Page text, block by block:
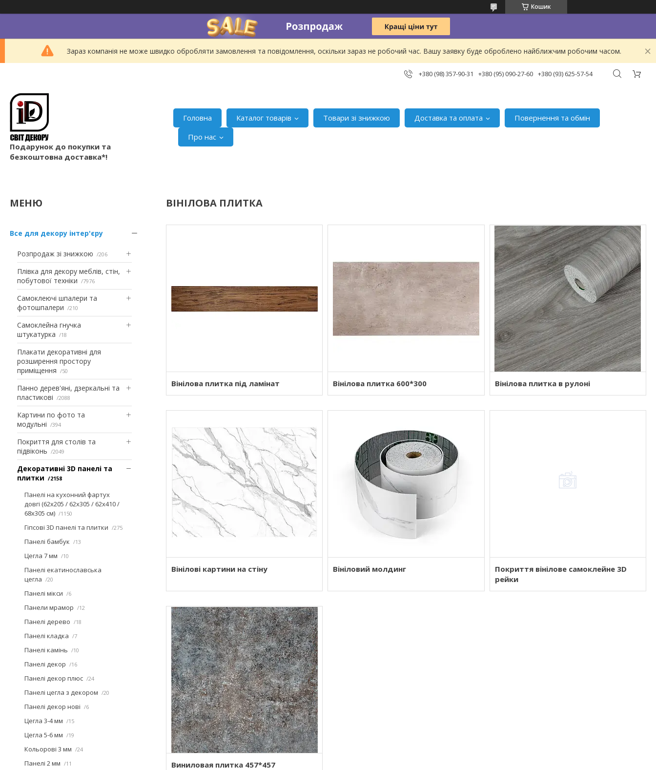
Кошик
Зараз компанія не може швидко обробляти замовлення та повідомлення, оскільки зараз не робочий час. Вашу заявку буде оброблено найближчим робочим часом.
+380 (98) 357-90-31 +380 (95) 090-27-60 +380 (93) 625-57-54
Подарунок до покупки та
безкоштовна доставка*!
Головна Каталог товарів Товари зі знижкою Доставка та оплата
Повернення та обмін
Про нас
Все для декору інтер'єру
Розпродаж зі знижкою 206
Плівка для декору меблів, стін,
побутової техніки
7976
Самоклеючі шпалери та
фотошпалери
210
Самоклейна гнучка
штукатурка
18
Плакати декоративні для
розширення простору
приміщення
50
Панно дерев'яні, дзеркальні та
пластикові
2088
Картини по фото та
модульні
394
Покриття для столів та
підвіконь
2049
Декоративні 3D панелі та
плитки
2158
Панелі на кухонний фартух
довгі (62х205 / 62х305 / 62х410 /
68х305 см)
1150
Гіпсові 3D панелі та плитки 275
Панелі бамбук 13
Цегла 7 мм 10
Панелі екатинославська
цегла
20
Панелі мікси 6
Панели мрамор 12
Панелі дерево 18
Панелі кладка 7
Панелі камінь 10
Панелі декор 16
Панелі декор плюс 24
Панелі цегла з декором 20
Панелі декор нові 6
Цегла 3-4 мм 15
Цегла 5-6 мм 19
Кольорові 3 мм 24
Панелі 2 мм 11
ВІНІЛОВА ПЛИТКА
Вінілова плитка під ламінат Вінілова плитка 600*300 Вінілова плитка в рулоні
Вінілові картини на стіну Вініловий молдинг
Покриття вінілове самоклейне 3D
рейки
Виниловая плитка 457*457